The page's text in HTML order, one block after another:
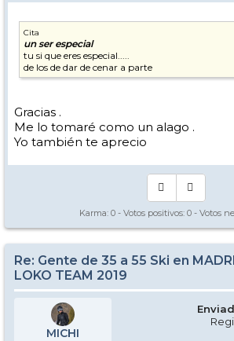
Cita
un ser especial
tu si que eres especial.....
de los de dar de cenar a parte
Gracias .
Me lo tomaré como un alago .
Yo también te aprecio
Karma: 0 - Votos positivos: 0 - Votos
Re: Gente de 35 a 55 Ski en
LOKO TEAM 2019
MICHI